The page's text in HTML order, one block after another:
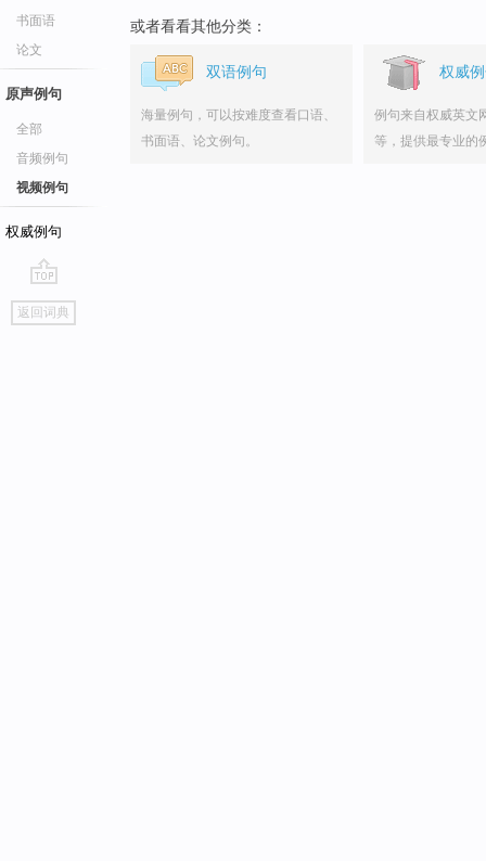
书面语
论文
原声例句
全部
音频例句
视频例句
权威例句
go
top
返回词典
或者看看其他分类：
双语例句
海量例句，可以按难度查看口语、
书面语、论文例句。
权威
例句来自权威英文
等，提供最专业的